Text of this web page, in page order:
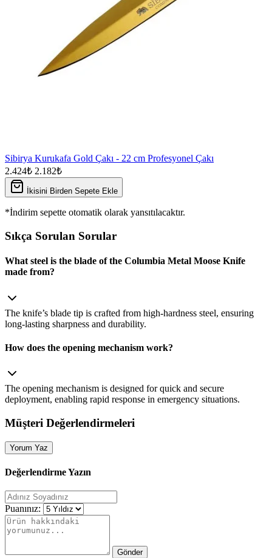
Sibirya Kurukafa Gold Çakı - 22 cm Profesyonel Çakı
2.424₺ 2.182₺
İkisini Birden Sepete Ekle
*İndirim sepette otomatik olarak yansıtılacaktır.
Sıkça Sorulan Sorular
What steel is the blade of the Columbia Metal Moose Knife
made from?
The knife’s blade tip is crafted from high‑hardness steel, ensuring
long‑lasting sharpness and durability.
How does the opening mechanism work?
The opening mechanism is designed for quick and secure
deployment, enabling rapid response in emergency situations.
Müşteri Değerlendirmeleri
Yorum Yaz
Değerlendirme Yazın
Puanınız:
Gönder